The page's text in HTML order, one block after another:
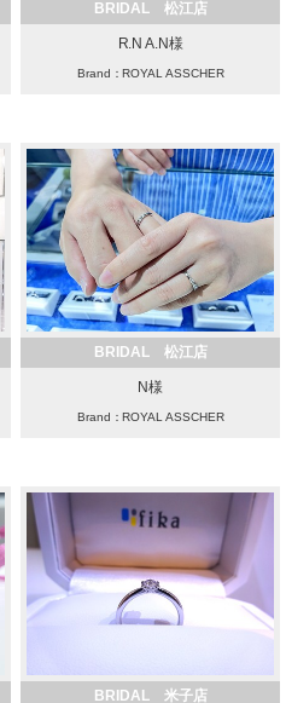
BRIDAL 松江店
R.N A.N様
Brand：ROYAL ASSCHER
BRIDAL 松江店
N様
Brand：ROYAL ASSCHER
BRIDAL 米子店